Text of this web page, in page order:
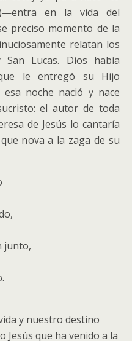
en la vida del
preciso momento de la
relatan los
San Lucas. Dios había
le entregó su Hijo
esa noche nació y nace
el autor de toda
de Jesús lo cantaría
nova a la zaga de su
junto,
y nuestro destino
Jesús que ha venido a la